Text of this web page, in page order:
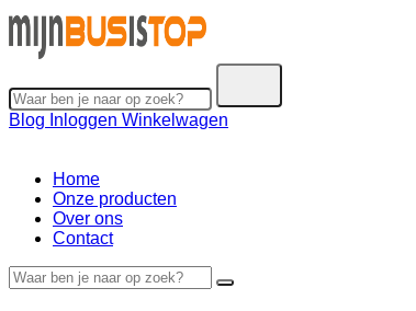
Blog Inloggen Winkelwagen
Home
Onze producten
Over ons
Contact